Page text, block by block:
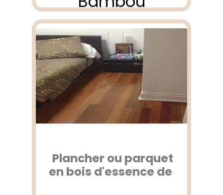
Plancher ou parquet
en bois d'essence de